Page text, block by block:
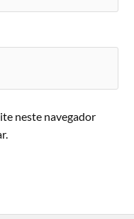
neste navegador